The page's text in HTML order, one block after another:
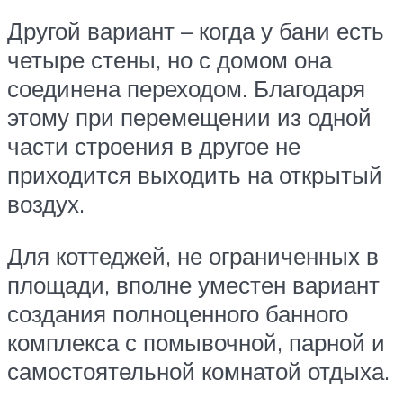
Другой вариант – когда у бани есть
четыре стены, но с домом она
соединена переходом. Благодаря
этому при перемещении из одной
части строения в другое не
приходится выходить на открытый
воздух.
Для коттеджей, не ограниченных в
площади, вполне уместен вариант
создания полноценного банного
комплекса с помывочной, парной и
самостоятельной комнатой отдыха.